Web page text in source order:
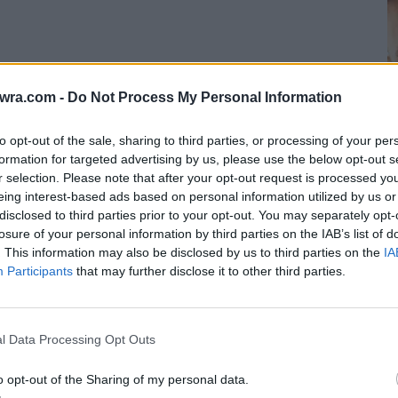
- Do Not Process My Personal Information
opt-out of the sale, sharing to third parties, or processing of your
for targeted advertising by us, please use the below opt-out
selection. Please note that after your opt-out request is processed
interest-based ads based on personal information utilized by us
to third parties prior to your opt-out. You may separately
of your personal information by third parties on the IAB’s list of
This information may also be disclosed by us to third parties on the
Participants that may further disclose it to other third parties.
Data Processing Opt Outs
opt-out of the Sharing of my personal data.
Αριστεράς, αλλά και η πληθώρα δηλώσεων
Κατσέλη, που προεξοφλούν την επιστροφή
τα σενάρια .
που θα πραγματεύεται ζητήματα μια
ουσιαστικά ένα νέο πλαίσιο αναφοράς,
το πολιτικό μέλλον του πρώην